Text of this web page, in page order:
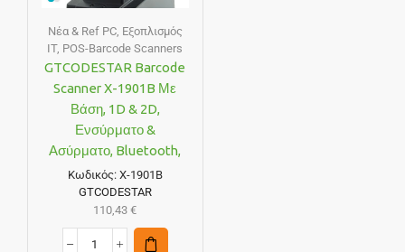
Νέα & Ref PC, Εξοπλισμός
IT, POS-Barcode Scanners
GTCODESTAR Barcode
Scanner X-1901B Με
Βάση, 1D & 2D,
Ενσύρματο &
Ασύρματο, Bluetooth,
2000mAh, Μαύρο
Κωδικός: X-1901B
GTCODESTAR
110,43€